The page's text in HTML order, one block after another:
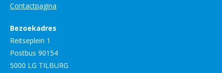
Contactpagina
Bezoekadres
Reitseplein 1
Postbus 90154
5000 LG TILBURG